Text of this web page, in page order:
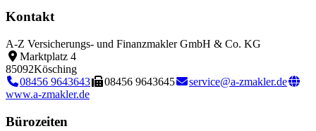
Kontakt
A-Z Versicherungs- und Finanzmakler GmbH & Co. KG
Marktplatz 4
85092Kösching
08456 9643643
08456 9643645
service@a-zmakler.de
www.a-zmakler.de
Bürozeiten